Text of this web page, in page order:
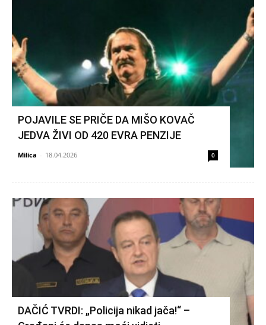
POJAVILE SE PRIČE DA MIŠO KOVAČ
JEDVA ŽIVI OD 420 EVRA PENZIJE
Milica - 18.04.2026 0
DAČIĆ TVRDI: „Policija nikad jača!“ –